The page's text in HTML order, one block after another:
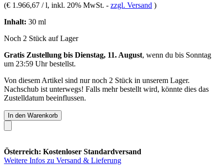
(€ 1.966,67 / l, inkl. 20% MwSt. - zzgl. Versand )
Inhalt: 30 ml
Noch 2 Stück auf Lager
Gratis Zustellung bis Dienstag, 11. August, wenn du bis Sonntag
um 23:59 Uhrbestellst.
Von diesem Artikel sind nur noch 2 Stück in unserem Lager.
Nachschub ist unterwegs! Falls mehr bestellt wird, könnte dies das
Zustelldatum beeinflussen.
In den Warenkorb
Österreich: Kostenloser Standardversand
Weitere Infos zu Versand & Lieferung